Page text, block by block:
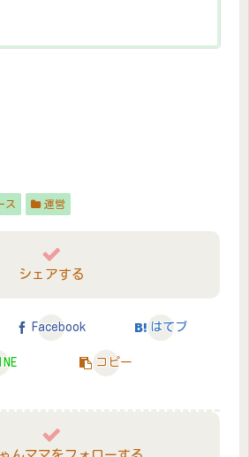
ス 運営
シェアする
Facebook はてブ
コピー